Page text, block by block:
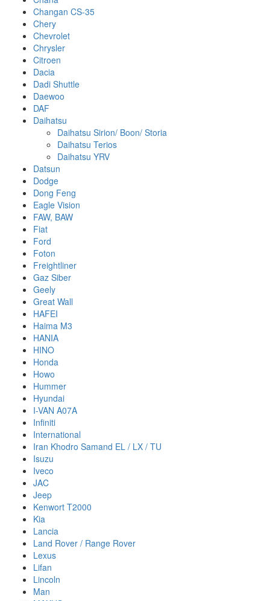
Changan CS-35
Chery
Chevrolet
Chrysler
Citroen
Dacia
Dadi Shuttle
Daewoo
DAF
Daihatsu
Daihatsu Sirion/ Boon/ Storia
Daihatsu Terios
Daihatsu YRV
Datsun
Dodge
Dong Feng
Eagle Vision
FAW, BAW
Fiat
Ford
Foton
Freightliner
Gaz Siber
Geely
Great Wall
HAFEI
Haima M3
HANIA
HINO
Honda
Howo
Hummer
Hyundai
I-VAN A07A
Infiniti
International
Iran Khodro Samand EL / LX / TU
Isuzu
Iveco
JAC
Jeep
Kenwort T2000
Kia
Lancia
Land Rover / Range Rover
Lexus
Lifan
Lincoln
Man